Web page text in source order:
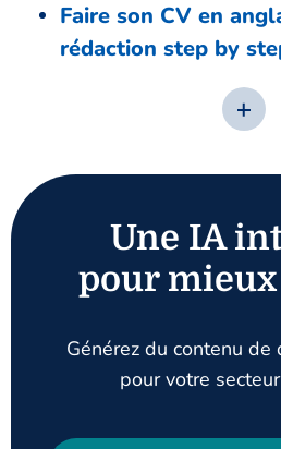
Faire son CV en
rédaction step by
Une IA
pour
Générez du contenu
pour votre